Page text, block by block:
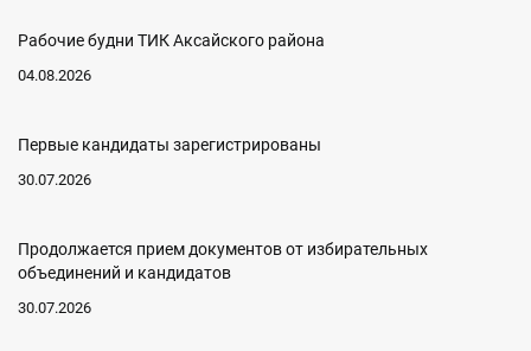
Рабочие будни ТИК Аксайского района
04.08.2026
Первые кандидаты зарегистрированы
30.07.2026
Продолжается прием документов от избирательных
объединений и кандидатов
30.07.2026